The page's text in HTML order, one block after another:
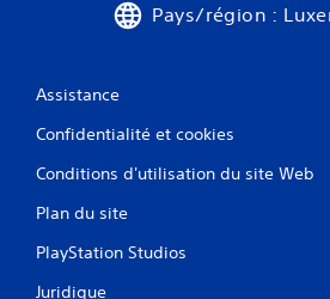
Pays/région :
Assistance
Confidentialité et cookies
Conditions d'utilisation du site Web
Plan du site
PlayStation Studios
Juridique